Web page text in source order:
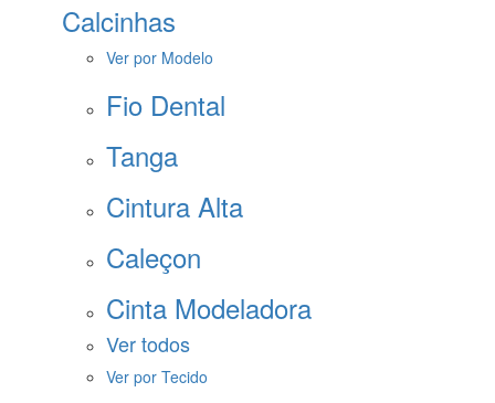
Calcinhas
Ver por Modelo
Fio Dental
Tanga
Cintura Alta
Caleçon
Cinta Modeladora
Ver todos
Ver por Tecido